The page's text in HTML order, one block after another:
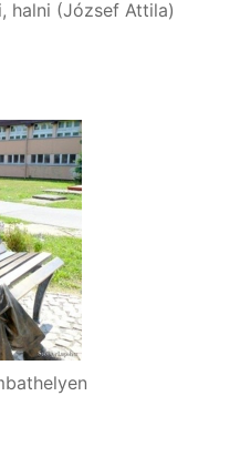
halni (József Attila)